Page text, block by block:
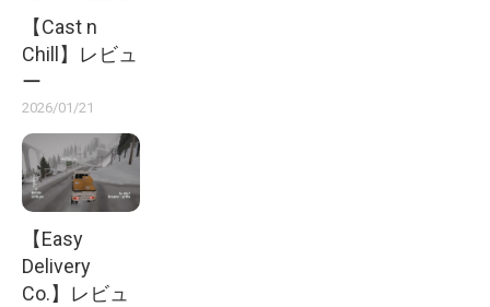
【Cast n
Chill】レビュ
ー
2026/01/21
【Easy
Delivery
Co.】レビュ